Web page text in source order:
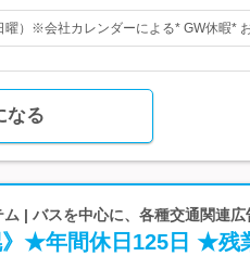
曜）※会社カレンダーによる* GW休暇*
なる
| バスを中心に、各種交通関連広
》★年間休日125日 ★残